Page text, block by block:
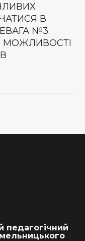
В
№3.
МОЖЛИВОСТІ
педагогічний